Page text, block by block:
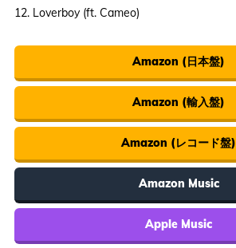
12. Loverboy (ft. Cameo)
Amazon (日本盤)
Amazon (輸入盤)
Amazon (レコード盤)
Amazon Music
Apple Music